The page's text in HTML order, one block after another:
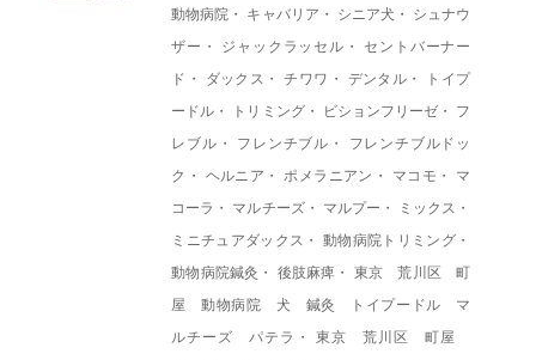
動物病院 ・ キャバリア ・ シニア犬 ・ シュナウ
ザー ・ ジャックラッセル ・ セントバーナー
ド ・ ダックス ・チワワ ・ デンタル ・
トイプ
ードル ・ トリミング・ ビションフリーゼ ・ フ
レブル ・ フレンチブル ・
フレンチブルドッ
ク ・ ヘルニア ・ポメラニアン ・ マコモ ・ マ
コーラ ・ マルチーズ・ マルプー ・ ミックス ・
ミニチュアダックス ・ 動物病院トリミング ・
動物病院鍼灸 ・ 後肢麻痺 ・ 東京 荒川区 町
屋 動物病院 犬 鍼灸 トイプードル マ
ルチーズ パテラ ・東京 荒川区 町屋